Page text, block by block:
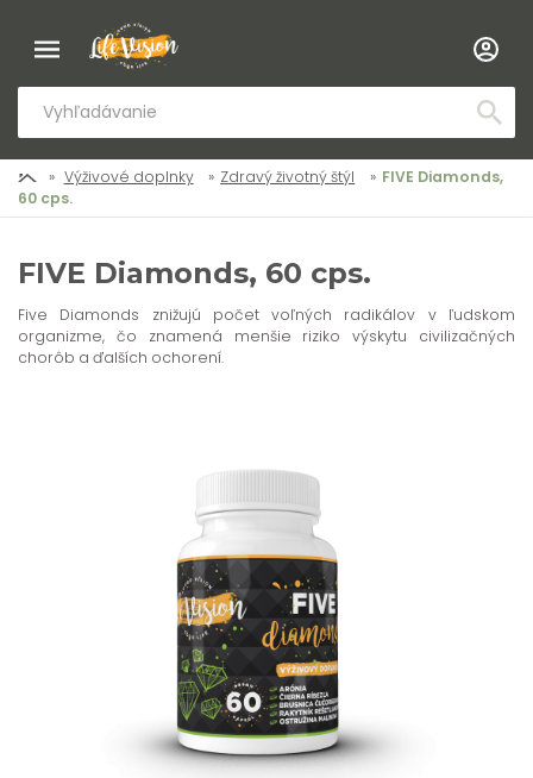
Výživové doplnky Zdravý životný štýl
FIVE Diamonds,
60 cps.
FIVE Diamonds, 60 cps.
Five Diamonds znižujú počet voľných radikálov v ľudskom
organizme, čo znamená menšie riziko výskytu civilizačných
chorôb a ďalších ochorení.